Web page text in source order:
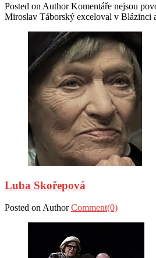
Posted on Author Komentáře nejsou
Miroslav Táborský exceloval v Blázinci
Luba Skořepová
Posted on Author Comment(0)